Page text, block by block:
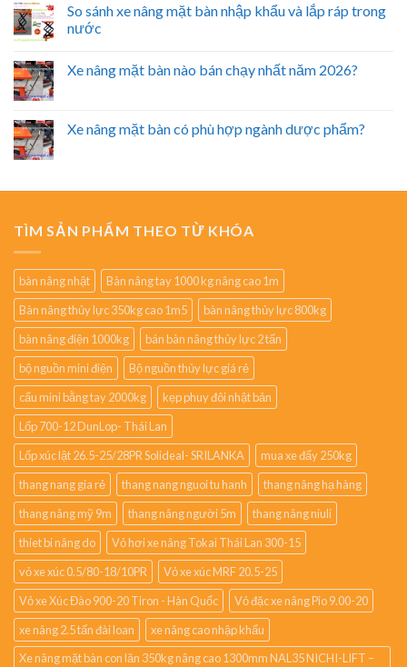
So sánh xe nâng mặt bàn nhập khẩu và lắp ráp trong
nước
Xe nâng mặt bàn nào bán chạy nhất năm 2026?
Xe nâng mặt bàn có phù hợp ngành dược phẩm?
TÌM SẢN PHẨM THEO TỪ KHÓA
bàn nâng nhật
Bàn nâng tay 1000 kg nâng cao 1m
Bàn nâng thủy lực 350kg cao 1m5
bàn nâng thủy lực 800kg
bàn nâng điện 1000kg
bán bàn nâng thủy lực 2 tấn
bộ nguồn mini điện
Bộ nguồn thủy lực giá rẻ
cẩu mini bằng tay 2000kg
kẹp phuy đôi nhật bản
Lốp 700-12 DunLop- Thái Lan
Lốp xúc lật 26.5-25/28PR Solideal- SRILANKA
mua xe đẩy 250kg
thang nang gia rẻ
thang nang nguoi tu hanh
thang nâng hạ hàng
thang nâng mỹ 9m
thang nâng người 5m
thang nâng niuli
thiet bi nâng do
Vỏ hơi xe nâng Tokai Thái Lan 300-15
vỏ xe xúc 0.5/80-18/10PR
Vỏ xe xúc MRF 20.5-25
Vỏ xe Xúc Đào 900-20 Tiron - Hàn Quốc
Vỏ đặc xe nâng Pio 9.00-20
xe nâng 2.5 tấn đài loan
xe nâng cao nhập khẩu
Xe nâng mặt bàn con lăn 350kg nâng cao 1300mm NAL35 NICHI-LIFT –